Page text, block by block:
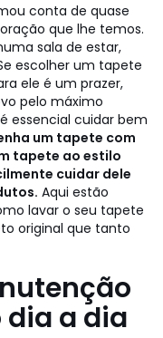
conta de quase
que lhe temos.
sala de estar,
escolher um tapete
ele é um prazer,
pelo máximo
essencial cuidar bem
um tapete com
tapete ao estilo
cuidar dele
Aqui estão
lavar o seu tapete
original que tanto
dia a dia